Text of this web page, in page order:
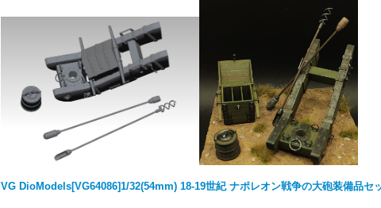
VG DioModels[VG64086]1/32(54mm) 18-19世紀 ナポレオン戦争の大砲装備品セ